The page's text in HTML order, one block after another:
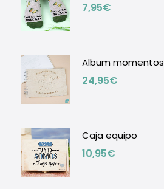
7,95€
Album momentos
24,95€
Caja equipo
10,95€